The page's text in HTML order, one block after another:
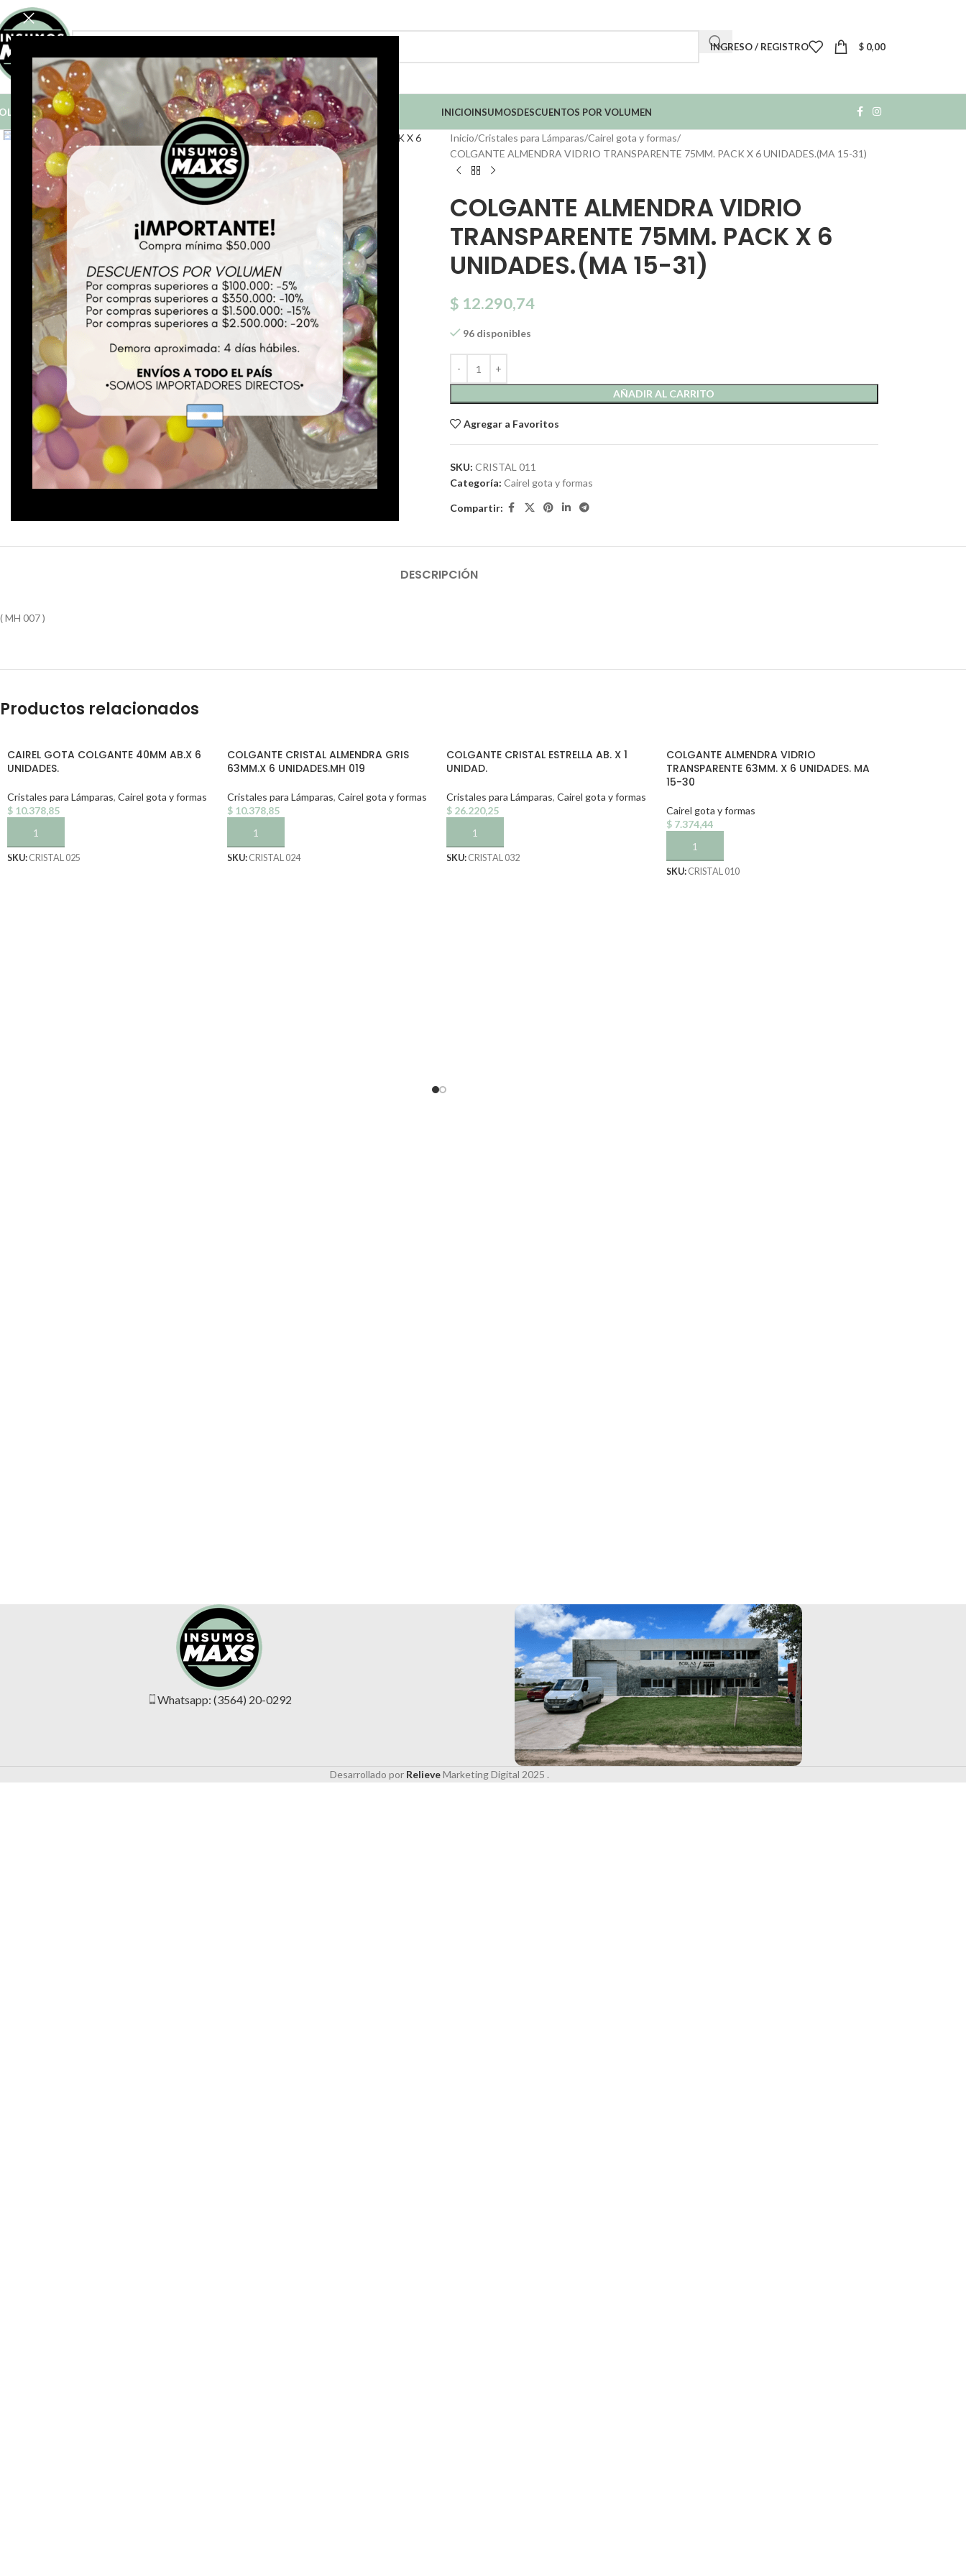
FILTRÁ POR CATEGORÍA
INGRESO / REGISTRO $ 0,00
COMPRAS MAYORISTAS A PARTIR DE $50.000 INICIOINSUMOSDESCUENTOS POR VOLUMEN
Click to enlarge Inicio Cristales para Lámparas Cairel gota y formas
COLGANTE ALMENDRA VIDRIO TRANSPARENTE 75MM. PACK X 6 UNIDADES.(MA 15-31)
COLGANTE ALMENDRA VIDRIO
TRANSPARENTE 75MM. PACK X 6
UNIDADES.(MA 15-31)
$ 12.290,74
96 disponibles
AÑADIR AL CARRITO
Agregar a Favoritos
SKU: CRISTAL 011
Categoría: Cairel gota y formas
Compartir:
DESCRIPCIÓN
( MH 007 )
Productos relacionados
CAIREL GOTA COLGANTE 40MM AB.X 6
UNIDADES.
Cristales para Lámparas, Cairel gota y formas
$ 10.378,85
AÑADIR AL CARRITO
SKU: CRISTAL 025
COLGANTE CRISTAL ALMENDRA GRIS
63MM.X 6 UNIDADES.MH 019
Cristales para Lámparas, Cairel gota y formas
$10.378,85
AÑADIR AL CARRITO
SKU: CRISTAL 024
COLGANTE CRISTAL ESTRELLA AB. X 1
UNIDAD.
Cristales para Lámparas, Cairel gota y formas
$ 26.220,25
AÑADIR AL CARRITO
SKU: CRISTAL 032
COLGANTE ALMENDRA VIDRIO
TRANSPARENTE 63MM. X 6 UNIDADES. MA
15-30
Cairel gota y formas
$7.374,44
AÑADIR AL CARRITO
SKU: CRISTAL 010
Whatsapp: (3564) 20-0292
Desarrollado por RelieveMarketing Digital 2025 .